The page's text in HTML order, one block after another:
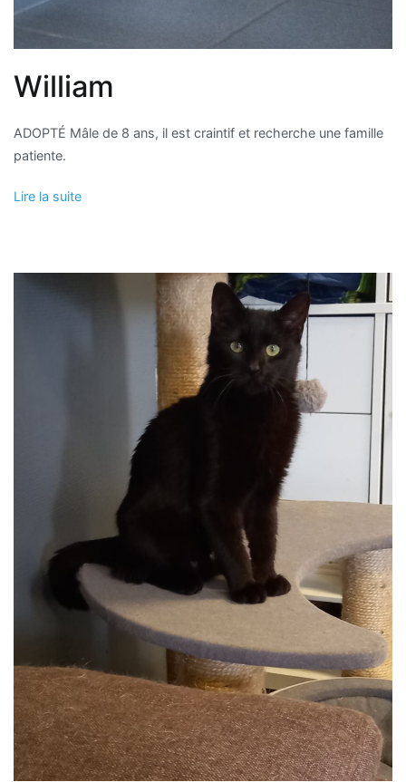
William
ADOPTÉ Mâle de 8 ans, il est craintif et recherche une famille
patiente.
Lire la suite